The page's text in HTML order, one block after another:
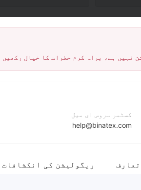
نہیں ہے، براہ کرم خطرات کا خیال رکھیں
کسٹمر سروس ای میل
help@binatex.com
کمپنی کی ویب سائٹریگولیشن کی انکشافات